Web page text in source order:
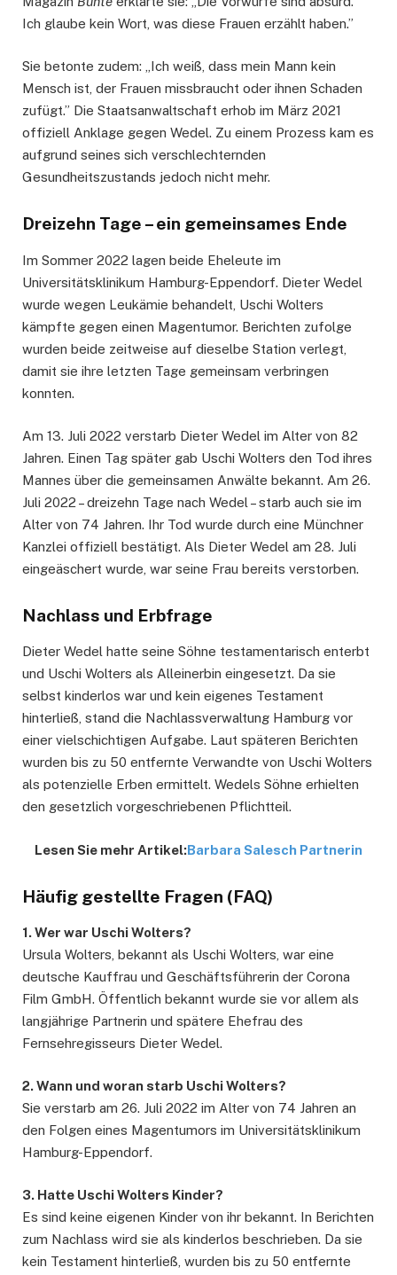
Ich glaube kein Wort, was diese Frauen erzählt haben.”
Sie betonte zudem: „Ich weiß, dass mein Mann kein
Mensch ist, der Frauen missbraucht oder ihnen Schaden
zufügt.” Die Staatsanwaltschaft erhob im März 2021
offiziell Anklage gegen Wedel. Zu einem Prozess kam es
aufgrund seines sich verschlechternden
Gesundheitszustands jedoch nicht mehr.
Dreizehn Tage – ein gemeinsames Ende
Im Sommer 2022 lagen beide Eheleute im
Universitätsklinikum Hamburg-Eppendorf. Dieter Wedel
wurde wegen Leukämie behandelt, Uschi Wolters
kämpfte gegen einen Magentumor. Berichten zufolge
wurden beide zeitweise auf dieselbe Station verlegt,
damit sie ihre letzten Tage gemeinsam verbringen
konnten.
Am 13. Juli 2022 verstarb Dieter Wedel im Alter von 82
Jahren. Einen Tag später gab Uschi Wolters den Tod ihres
Mannes über die gemeinsamen Anwälte bekannt. Am 26.
Juli 2022 – dreizehn Tage nach Wedel – starb auch sie im
Alter von 74 Jahren. Ihr Tod wurde durch eine Münchner
Kanzlei offiziell bestätigt. Als Dieter Wedel am 28. Juli
eingeäschert wurde, war seine Frau bereits verstorben.
Nachlass und Erbfrage
Dieter Wedel hatte seine Söhne testamentarisch enterbt
und Uschi Wolters als Alleinerbin eingesetzt. Da sie
selbst kinderlos war und kein eigenes Testament
hinterließ, stand die Nachlassverwaltung Hamburg vor
einer vielschichtigen Aufgabe. Laut späteren Berichten
wurden bis zu 50 entfernte Verwandte von Uschi Wolters
als potenzielle Erben ermittelt. Wedels Söhne erhielten
den gesetzlich vorgeschriebenen Pflichtteil.
Lesen Sie mehr Artikel:Barbara Salesch Partnerin
Häufig gestellte Fragen (FAQ)
1. Wer war Uschi Wolters?
Ursula Wolters, bekannt als Uschi Wolters, war eine
deutsche Kauffrau und Geschäftsführerin der Corona
Film GmbH. Öffentlich bekannt wurde sie vor allem als
langjährige Partnerin und spätere Ehefrau des
Fernsehregisseurs Dieter Wedel.
2. Wann und woran starb Uschi Wolters?
Sie verstarb am 26. Juli 2022 im Alter von 74 Jahren an
den Folgen eines Magentumors im Universitätsklinikum
Hamburg-Eppendorf.
3. Hatte Uschi Wolters Kinder?
Es sind keine eigenen Kinder von ihr bekannt. In Berichten
zum Nachlass wird sie als kinderlos beschrieben. Da sie
kein Testament hinterließ, wurden bis zu 50 entfernte